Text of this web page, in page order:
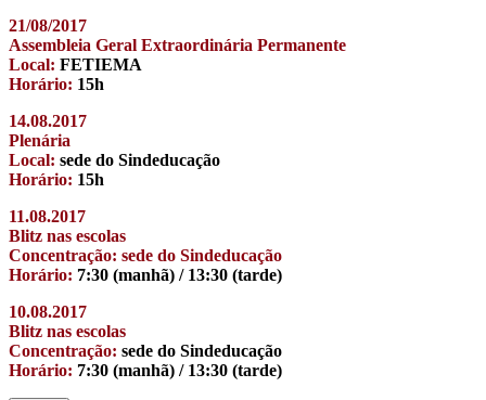
21/08/2017
Assembleia Geral Extraordinária Permanente
Local: FETIEMA
Horário: 15h
14.08.2017
Plenária
Local: sede do Sindeducação
Horário: 15h
11.08.2017
Blitz nas escolas
Concentração: sede do Sindeducação
Horário: 7:30 (manhã) / 13:30 (tarde)
10.08.2017
Blitz nas escolas
Concentração: sede do Sindeducação
Horário: 7:30 (manhã) / 13:30 (tarde)